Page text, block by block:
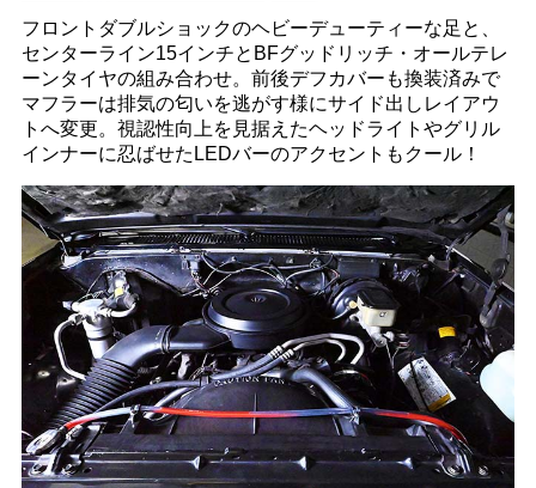
フロントダブルショックのヘビーデューティーな足と、
センターライン15インチとBFグッドリッチ・オールテレ
ーンタイヤの組み合わせ。前後デフカバーも換装済みで
マフラーは排気の匂いを逃がす様にサイド出しレイアウ
トへ変更。視認性向上を見据えたヘッドライトやグリル
インナーに忍ばせたLEDバーのアクセントもクール！